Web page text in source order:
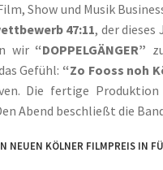
Show und Musik
47:11, der
wir “DOPPELGÄNGER”
Gefühl: “Zo Fooss noh
Die fertige Produktion
Abend beschließt die
NEUEN KÖLNER FILMPREIS